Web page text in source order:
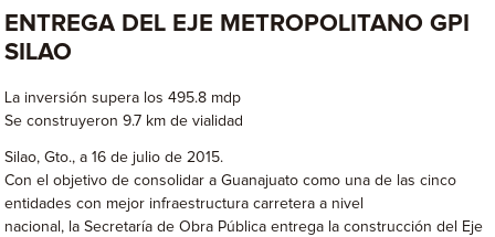
ENTREGA DEL EJE METROPOLITANO GPI
SILAO
La inversión supera los 495.8 mdp
Se construyeron 9.7 km de vialidad
Silao, Gto., a 16 de julio de 2015.
Con el objetivo de consolidar a Guanajuato como una de las cinco
entidades con mejor infraestructura carretera a nivel
nacional, la Secretaría de Obra Pública entrega la construcción del Eje